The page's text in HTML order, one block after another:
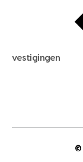
verkoopadvies
hypotheek
maximale
hypotheek
gratis
open
vestigingen
©